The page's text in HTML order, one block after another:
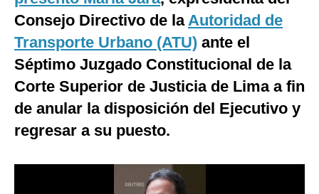
Tecnología
Club del Suscriptor
Mix
G de Gestión
Consejo Directivo de laAutoridad de
Transporte Urbano (ATU) ante el
Séptimo Juzgado Constitucional de la
Corte Superior de Justicia de Lima a fin
de anular la disposición del Ejecutivo y
regresar a su puesto.